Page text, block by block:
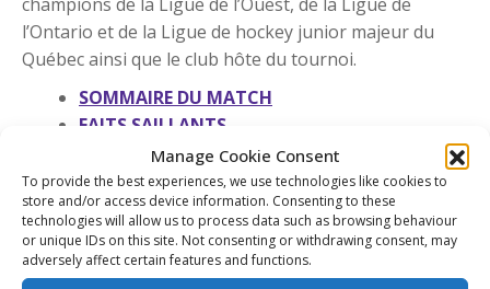
Manage Cookie Consent
To provide the best experiences, we use technologies like cookies to
store and/or access device information. Consenting to these
technologies will allow us to process data such as browsing behaviour
or unique IDs on this site. Not consenting or withdrawing consent, may
adversely affect certain features and functions.
l’Ontario et de la Ligue de hockey junior majeur du
Québec ainsi que le club hôte du tournoi.
SOMMAIRE DU MATCH
FAITS SAILLANTS
Mastercard Memorial Cup
Share This Article